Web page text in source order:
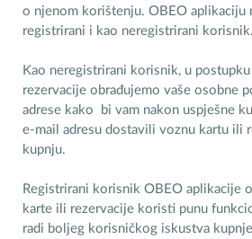
o njenom korištenju. OBEO aplikaciju
registrirani i kao neregistrirani korisnik.
Kao neregistrirani korisnik, u
rezervacije obrađujemo vaše osobne
adrese kako bi vam nakon uspješne
e-mail adresu dostavili voznu kartu ili
kupnju.
Registrirani korisnik OBEO aplikacije
karte ili rezervacije koristi punu
radi boljeg korisničkog iskustva